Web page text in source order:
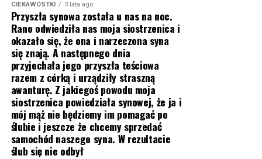
CIEKAWOSTKI 3 lata ago
Przyszła synowa została u nas na noc.
Rano odwiedziła nas moja siostrzenica i
okazało się, że ona i narzeczona syna
się znają. A następnego dnia
przyjechała jego przyszła teściowa
razem z córką i urządziły straszną
awanturę. Z jakiegoś powodu moja
siostrzenica powiedziała synowej, że ja i
mój mąż nie będziemy im pomagać po
ślubie i jeszcze że chcemy sprzedać
samochód naszego syna. W rezultacie
ślub się nie odbył